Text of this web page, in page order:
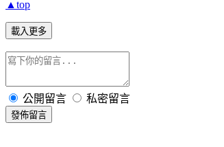
▲top
載入更多
公開留言 私密留言
發佈留言